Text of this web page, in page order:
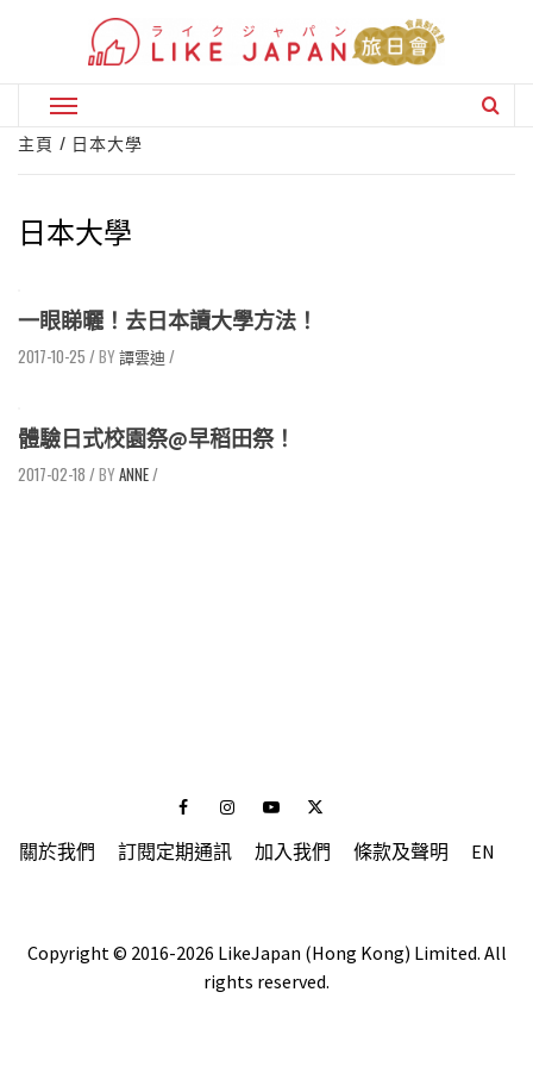
Primary
Menu
主頁 日本大學
日本大學
一眼睇曬！去日本讀大學方法！
2017-10-25 / 譚雲迪 /
體驗日式校園祭@早稻田祭！
2017-02-18 / ANNE/
FacebookInstagramYoutubeTwitter
關於我們 訂閱定期通訊 加入我們 條款及聲明 EN
Copyright © 2016-2026 LikeJapan (Hong Kong) Limited. All
rights reserved.